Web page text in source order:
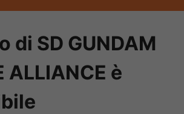
di SD GUNDAM
ALLIANCE è